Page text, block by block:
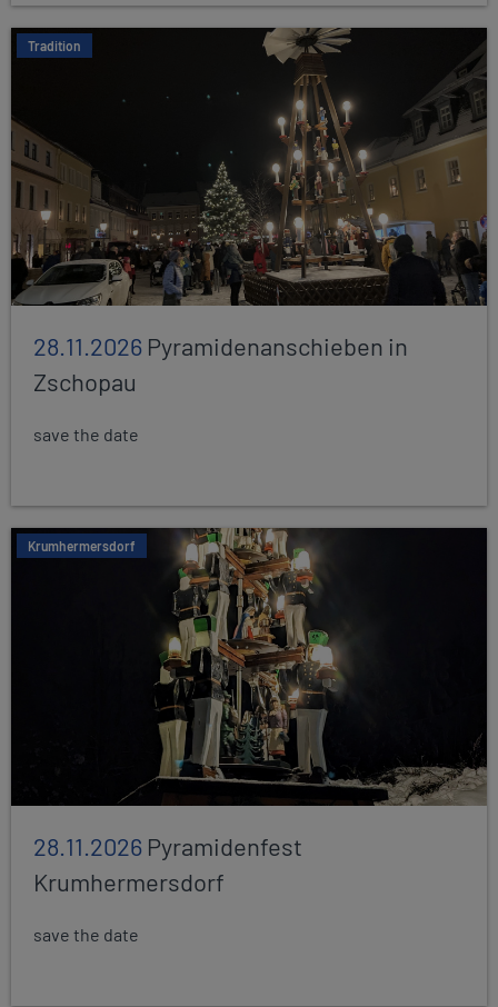
Tradition
28.11.2026 Pyramidenanschieben in
Zschopau
save the date
Krumhermersdorf
28.11.2026 Pyramidenfest
Krumhermersdorf
save the date